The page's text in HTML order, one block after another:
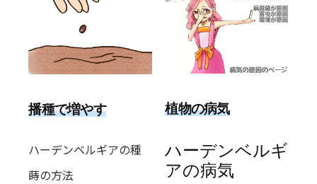
播種で増やす
ハーデンベルギアの種
蒔の方法
植物の病気
ハーデンベルギ
アの病気